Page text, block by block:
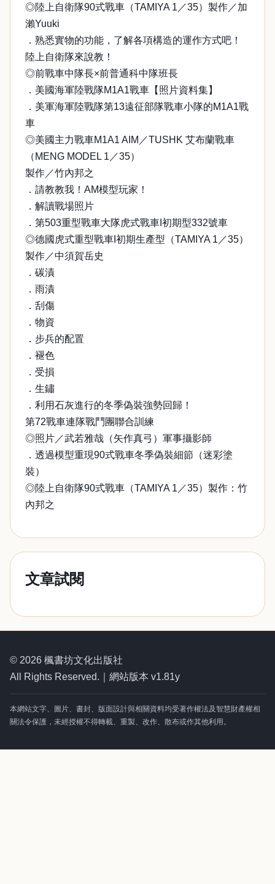
◎陸上自衛隊90式戰車（TAMIYA 1／35）製作／加
瀨Yuuki
．熟悉實物的功能，了解各項構造的運作方式吧！
陸上自衛隊來說教！
◎前戰車中隊長×前普通科中隊班長
．美國海軍陸戰隊M1A1戰車【照片資料集】
．美軍海軍陸戰隊第13遠征部隊戰車小隊的M1A1戰
車
◎美國主力戰車M1A1 AIM／TUSHK 艾布蘭戰車
（MENG MODEL 1／35）
製作／竹內邦之
．請教教我！AM模型玩家！
．解讀戰場照片
．第503重型戰車大隊虎式戰車I初期型332號車
◎德國虎式重型戰車I初期生產型（TAMIYA 1／35）
製作／中須賀岳史
．碳漬
．雨漬
．刮傷
．物資
．步兵的配置
．褪色
．受損
．生鏽
．利用石灰進行的冬季偽裝強勢回歸！
第72戰車連隊戰鬥團聯合訓練
◎照片／武若雅哉（矢作真弓）軍事攝影師
．透過模型重現90式戰車冬季偽裝細節（迷彩塗
裝）
◎陸上自衛隊90式戰車（TAMIYA 1／35）製作：竹
內邦之
文章試閱
© 2026 楓書坊文化出版社
All Rights Reserved.｜網站版本 v1.81y
本網站文字、圖片、書封、版面設計與相關資料均受著作權法及智慧財產權相
關法令保護，未經授權不得轉載、重製、改作、散布或作其他利用。